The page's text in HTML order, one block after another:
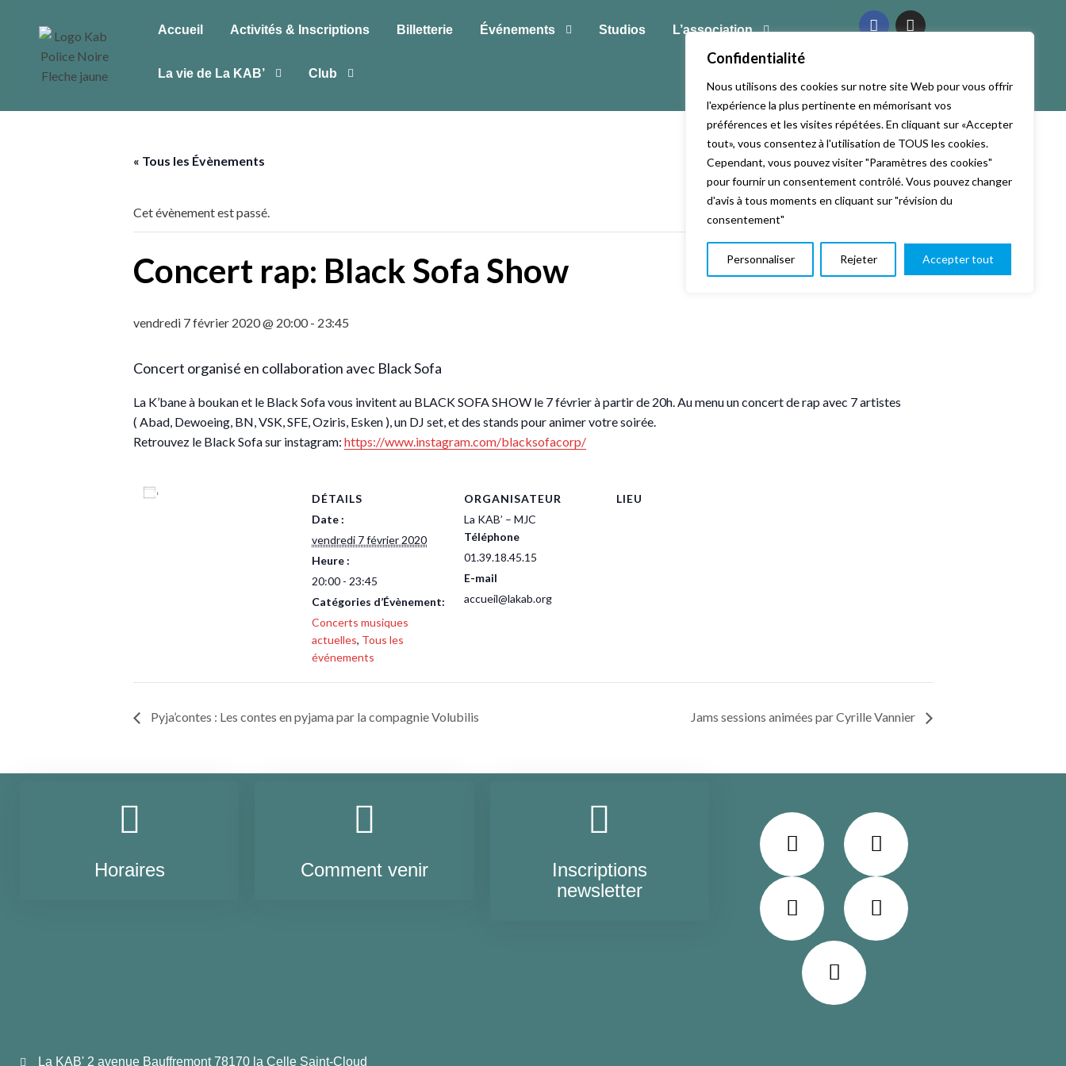
Confidentialité
Nous utilisons des cookies sur notre site Web pour vous offrir
l'expérience la plus pertinente en mémorisant vos
préférences et les visites répétées. En cliquant sur «Accepter
tout», vous consentez à l'utilisation de TOUS les cookies.
Cependant, vous pouvez visiter "Paramètres des cookies"
pour fournir un consentement contrôlé. Vous pouvez changer
d'avis à tous moments en cliquant sur "révision du
consentement"
Personnaliser Rejeter Accepter tout
Accueil Activités & Inscriptions Billetterie Événements Studios L’association
La vie de La KAB’ Club
« Tous les Évènements
Cet évènement est passé.
Concert rap: Black Sofa Show
vendredi 7 février 2020 @ 20:00- 23:45
Concert organisé en collaboration avec Black Sofa
La K’bane à boukan et le Black Sofa vous invitent au BLACK SOFA SHOW le 7 février à partir de 20h. Au menu un concert de rap avec 7 artistes
( Abad, Dewoeing, BN, VSK, SFE, Oziris, Esken ), un DJ set, et des stands pour animer votre soirée.
Retrouvez le Black Sofa sur instagram: https://www.instagram.com/blacksofacorp/
DÉTAILS
Date :
vendredi 7 février 2020
Heure :
20:00 - 23:45
Catégories d’Évènement:
Concerts musiques
actuelles, Tous les
événements
ORGANISATEUR
La KAB’ – MJC
Téléphone
01.39.18.45.15
E-mail
accueil@lakab.org
LIEU
Pyja’contes : Les contes en pyjama par la compagnie Volubilis Jams sessions animées par Cyrille Vannier
Horaires Comment venir
Inscriptions
newsletter
La KAB' 2 avenue Bauffremont 78170 la Celle Saint-Cloud